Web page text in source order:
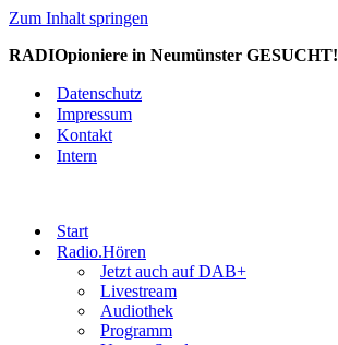
Zum Inhalt springen
RADIOpioniere in Neumünster GESUCHT!
Datenschutz
Impressum
Kontakt
Intern
Start
Radio.Hören
Jetzt auch auf DAB+
Livestream
Audiothek
Programm